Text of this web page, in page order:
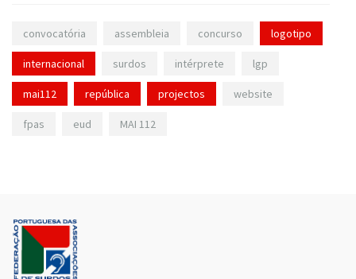
convocatória assembleia concurso logotipo
internacional surdos intérprete lgp
mai112 república projectos website
fpas eud MAI 112